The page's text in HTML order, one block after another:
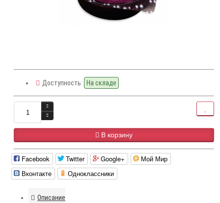
Доступность: На складе
В корзину
Facebook Twitter Google+
Мой Мир
Вконтакте
Одноклассники
Описание